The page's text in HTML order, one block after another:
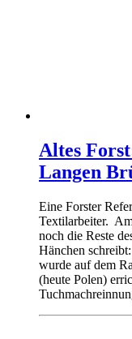
Altes
Langen
Eine Forster
Textilarbeiter.
noch die Reste
Hänchen
wurde auf dem
(heute Polen)